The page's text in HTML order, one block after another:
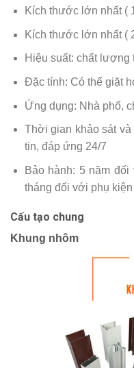
Kích thước lớn nhất (
Kích thước lớn nhất (
Hiệu suất: chất lượng
Đặc tính: Có thể giặt
Ứng dụng: Nhà phố,
Thời gian khảo sát
tin, đáp ứng 24/7
Bảo hành: 5 năm
tháng đối với phụ kiện
Cấu tạo chung
Khung nhôm